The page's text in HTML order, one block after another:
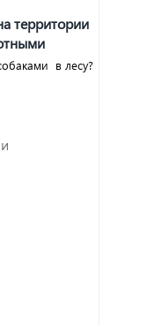
территории
в лесу?